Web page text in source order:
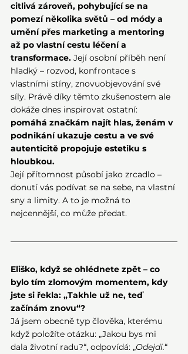
citlivá zároveň, pohybující se na
pomezí několika světů – od módy a
umění přes marketing a mentoring
až po vlastní cestu léčení a
transformace. Její osobní příběh není
hladký – rozvod, konfrontace s
vlastními stíny, znovuobjevování své
síly. Právě díky těmto zkušenostem ale
dokáže dnes inspirovat ostatní:
pomáhá značkám najít hlas, ženám v
podnikání ukazuje cestu a ve své
autenticitě propojuje estetiku s
hloubkou.
Její přítomnost působí jako zrcadlo –
donutí vás podívat se na sebe, na vlastní
sny a limity. A to je možná to
nejcennější, co může předat.
Eliško, když se ohlédnete zpět – co
bylo tím zlomovým momentem, kdy
jste si řekla: „Takhle už ne, teď
začínám znovu“?
Já jsem obecně typ člověka, kterému
když položíte otázku: „Jakou bys mi
dala životní radu?“, odpovídá: „Odejdi.“